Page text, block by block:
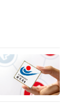
也逐渐显
因收购百盛
达12.83亿
重拖累了公